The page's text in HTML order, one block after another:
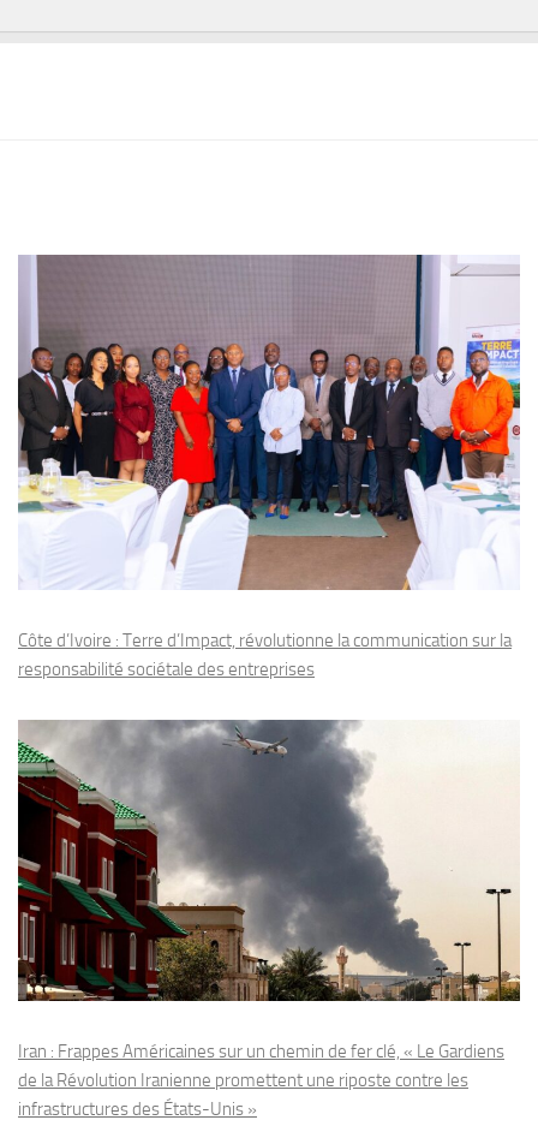
Côte d’Ivoire : Terre d’Impact, révolutionne la communication sur la
responsabilité sociétale des entreprises
Iran : Frappes Américaines sur un chemin de fer clé, « Le Gardiens
de la Révolution Iranienne promettent une riposte contre les
infrastructures des États-Unis »